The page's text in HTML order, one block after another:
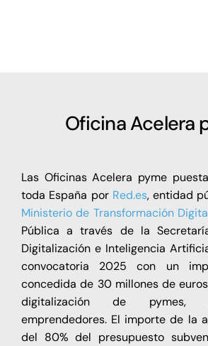
Oficina Acelera
Las Oficinas Acelera pyme
toda España por Red.es, entidad
Ministerio de Transformación
Pública a través de la
Digitalización e Inteligencia
convocatoria 2025 con un
concedida de 30 millones de
digitalización de pymes,
emprendedores. El importe de la
del 80% del presupuesto